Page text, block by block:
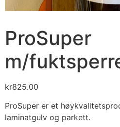
ProSuper
m/
kr825.00
ProSuper er et
laminatgulv og parkett.